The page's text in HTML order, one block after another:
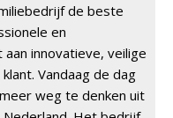
de beste
en
innovatieve, veilige
Vandaag de dag
weg te denken uit